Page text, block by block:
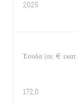
2025
Έσοδα (σε €
172,0